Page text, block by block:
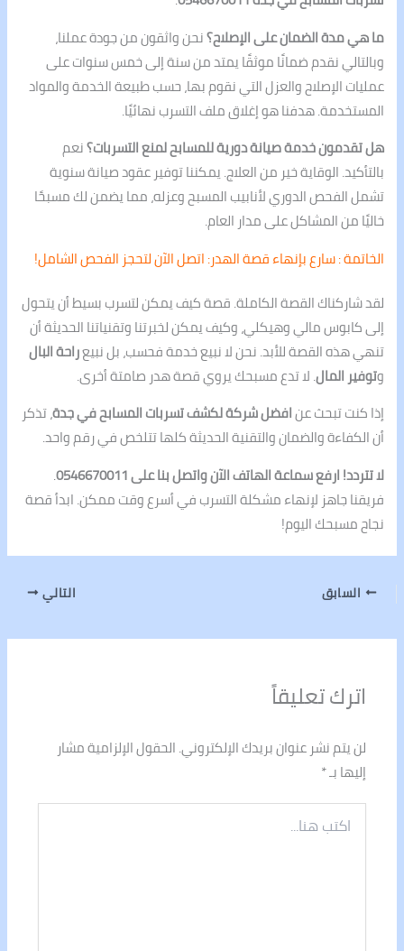
ما هي مدة الضمان على الإصلاح؟نحن واثقون من جودة عملنا،
وبالتالي نقدم ضمانًا موثقًا يمتد من سنة إلى خمس سنوات على
عمليات الإصلاح والعزل التي نقوم بها، حسب طبيعة الخدمة والمواد
المستخدمة. هدفنا هو إغلاق ملف التسرب نهائيًا.
هل تقدمون خدمة صيانة دورية للمسابح لمنع التسربات؟نعم
بالتأكيد. الوقاية خير من العلاج. يمكننا توفير عقود صيانة سنوية
تشمل الفحص الدوري لأنابيب المسبح وعزله، مما يضمن لك مسبحًا
خاليًا من المشاكل على مدار العام.
الخاتمة : سارع بإنهاء قصة الهدر: اتصل الآن لتحجز الفحص الشامل!
لقد شاركناك القصة الكاملة. قصة كيف يمكن لتسرب بسيط أن يتحول
إلى كابوس مالي وهيكلي، وكيف يمكن لخبرتنا وتقنياتنا الحديثة أن
تنهي هذه القصة للأبد. نحن لا نبيع خدمة فحسب، بل نبيعراحة البال
وتوفير المال. لا تدع مسبحك يروي قصة هدر صامتة أخرى.
إذا كنت تبحث عنافضل شركة لكشف تسربات المسابح في جدة، تذكر
أن الكفاءة والضمان والتقنية الحديثة كلها تتلخص في رقم واحد.
لا تتردد! ارفع سماعة الهاتف الآن واتصل بنا على 0546670011
.
فريقنا جاهز لإنهاء مشكلة التسرب في أسرع وقت ممكن. ابدأ قصة
نجاح مسبحك اليوم!
السابق التالي
اترك تعليقاً
لن يتم نشر عنوان بريدك الإلكتروني.الحقول الإلزامية مشار
إليها بـ*
اكتب
هنا...